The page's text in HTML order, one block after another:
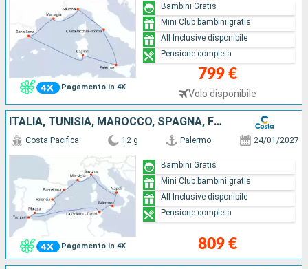
Pagamento in 4X
799 €
Volo disponibile
Bambini Gratis
Mini Club bambini gratis
All Inclusive disponibile
Pensione completa
ITALIA, TUNISIA, MAROCCO, SPAGNA, FRANCIA
Pagamento in 4X
Costa Pacifica 12 g Palermo 24/01/2027
809 €
Bambini Gratis
Mini Club bambini gratis
All Inclusive disponibile
Pensione completa